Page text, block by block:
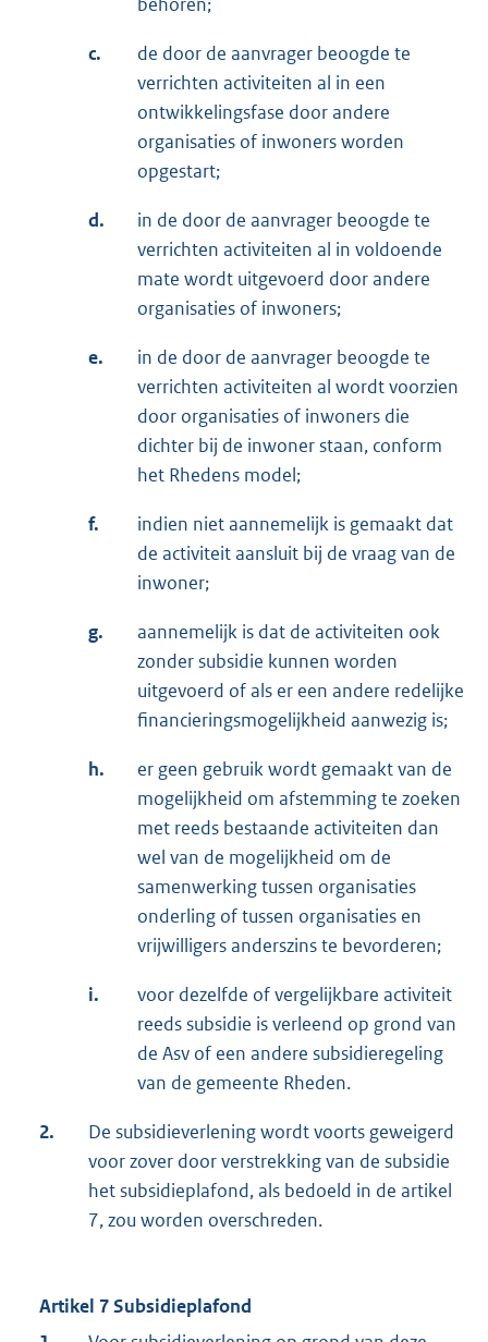
c.
de door de aanvrager beoogde te
verrichten activiteiten al in een
ontwikkelingsfase door andere
organisaties of inwoners worden
opgestart;
d.
in de door de aanvrager beoogde te
verrichten activiteiten al in voldoende
mate wordt uitgevoerd door andere
organisaties of inwoners;
e.
in de door de aanvrager beoogde te
verrichten activiteiten al wordt voorzien
door organisaties of inwoners die
dichter bij de inwoner staan, conform
het Rhedens model;
f.
indien niet aannemelijk is gemaakt dat
de activiteit aansluit bij de vraag van de
inwoner;
g.
aannemelijk is dat de activiteiten ook
zonder subsidie kunnen worden
uitgevoerd of als er een andere redelijke
financieringsmogelijkheid aanwezig is;
h.
er geen gebruik wordt gemaakt van de
mogelijkheid om afstemming te zoeken
met reeds bestaande activiteiten dan
wel van de mogelijkheid om de
samenwerking tussen organisaties
onderling of tussen organisaties en
vrijwilligers anderszins te bevorderen;
i.
voor dezelfde of vergelijkbare activiteit
reeds subsidie is verleend op grond van
de Asv of een andere subsidieregeling
van de gemeente Rheden.
2.
De subsidieverlening wordt voorts geweigerd
voor zover door verstrekking van de subsidie
het subsidieplafond, als bedoeld in de artikel
7, zou worden overschreden.
Artikel 7 Subsidieplafond